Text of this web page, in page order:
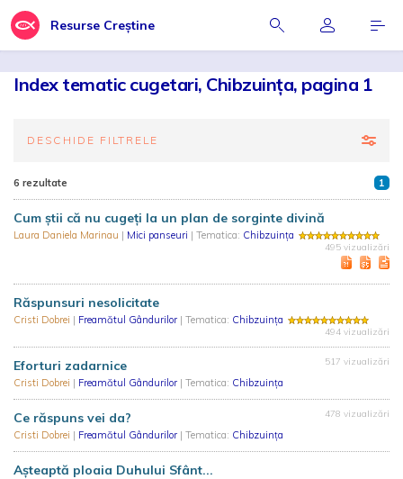
Resurse Creștine
Index tematic cugetari, Chibzuința, pagina 1
DESCHIDE FILTRELE
6 rezultate 1
Cum știi că nu cugeți la un plan de sorginte divină
Laura Daniela Marinau | Mici panseuri | Tematica: Chibzuința
495 vizualizări
Răspunsuri nesolicitate
Cristi Dobrei | Freamătul Gândurilor | Tematica: Chibzuința
494 vizualizări
Eforturi zadarnice
Cristi Dobrei | Freamătul Gândurilor | Tematica: Chibzuința
517 vizualizări
Ce răspuns vei da?
Cristi Dobrei | Freamătul Gândurilor | Tematica: Chibzuința
478 vizualizări
Așteaptă ploaia Duhului Sfânt...